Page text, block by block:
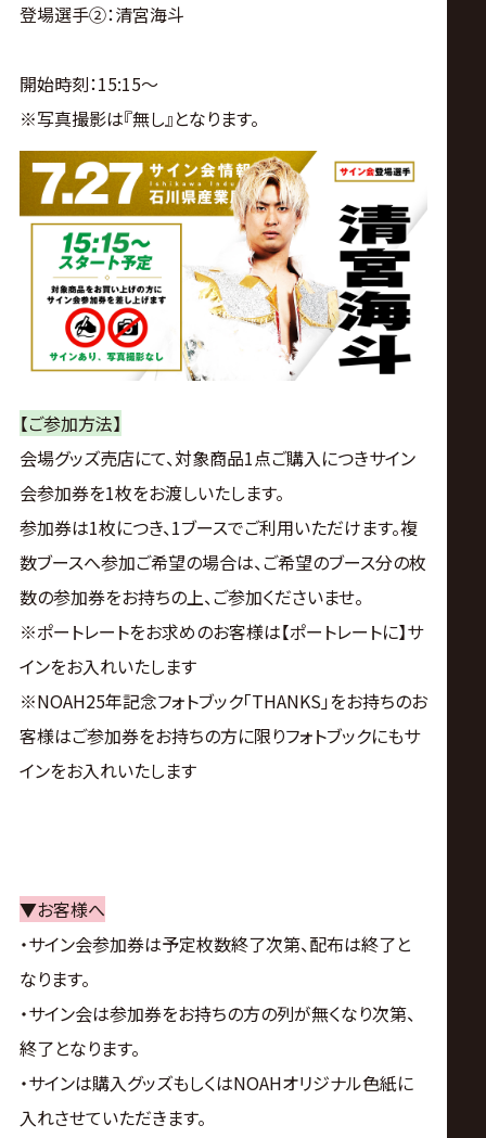
登場選手②：清宮海斗
開始時刻：15:15〜
※写真撮影は『無し』となります。
【ご参加方法】
会場グッズ売店にて、対象商品1点ご購入につきサイン
会参加券を1枚をお渡しいたします。
参加券は1枚につき、1ブースでご利用いただけます。複
数ブースへ参加ご希望の場合は、ご希望のブース分の枚
数の参加券をお持ちの上、ご参加くださいませ。
※ポートレートをお求めのお客様は【ポートレートに】サ
インをお入れいたします
※NOAH25年記念フォトブック「THANKS」をお持ちのお
客様はご参加券をお持ちの方に限りフォトブックにもサ
インをお入れいたします
▼お客様へ
・サイン会参加券は予定枚数終了次第、配布は終了と
なります。
・サイン会は参加券をお持ちの方の列が無くなり次第、
終了となります。
・サインは購入グッズもしくはNOAHオリジナル色紙に
入れさせていただきます。